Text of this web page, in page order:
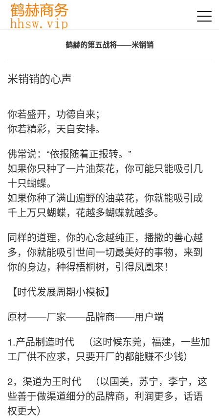
鹤赫的第五战将——米销销
米销销的心声
你若盛开，功德自来；
你若精彩，天自安排。
佛常说：“依报随着正报转。”
如果你只种了一片油菜花，你可能只能吸引几
十只蝴蝶。
如果你种了满山遍野的油菜花，你就能吸引成
千上万只蝴蝶，花越多蝴蝶就越多。
同样的道理，你的心念越纯正，播撒的善心越
多，你就能吸引世间一切最美好的事物，来到
你的身边，种得梧桐树，引得凤凰来！
【时代发展周期小模板】
原材——厂家——品牌商——用户端
1.产品制造时代 （这时候东莞，福建，一些加
工厂供不应求，只要开厂的都能赚不少钱）
2，渠道为王时代 （以国美，苏宁，李宁，这
些善于做渠道细分的品牌商，利润更多，话语
权更大）